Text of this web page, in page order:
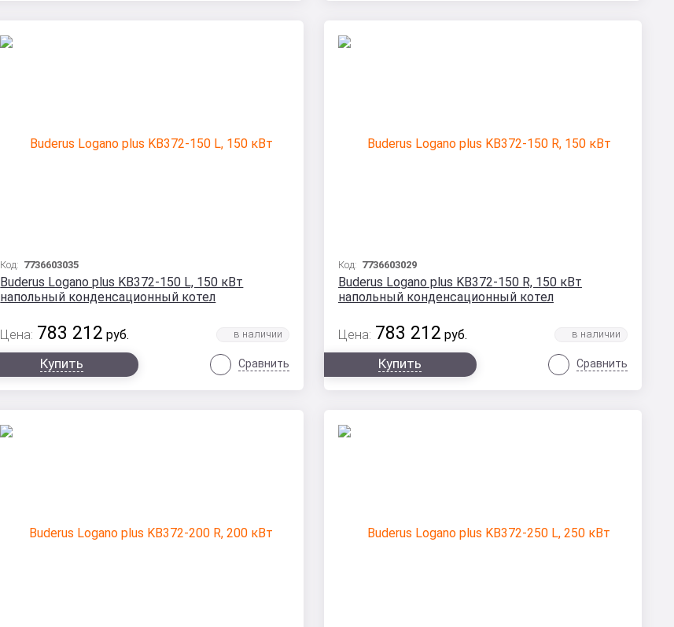
Код: 7736603035
Buderus Logano plus KB372-150 L, 150 кВт
напольный конденсационный котел
Цена: 783 212 руб.
Купить Сравнить
Код: 7736603029
Buderus Logano plus KB372-150 R, 150 кВт
напольный конденсационный котел
Цена: 783 212 руб.
Купить Сравнить